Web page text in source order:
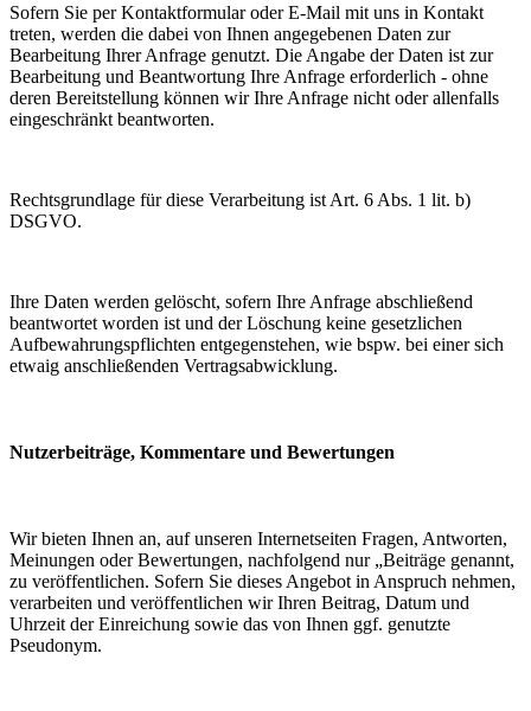
Sofern Sie per Kontaktformular oder E-Mail mit uns in Kontakt
treten, werden die dabei von Ihnen angegebenen Daten zur
Bearbeitung Ihrer Anfrage genutzt. Die Angabe der Daten ist zur
Bearbeitung und Beantwortung Ihre Anfrage erforderlich - ohne
deren Bereitstellung können wir Ihre Anfrage nicht oder allenfalls
eingeschränkt beantworten.
Rechtsgrundlage für diese Verarbeitung ist Art. 6 Abs. 1 lit. b)
DSGVO.
Ihre Daten werden gelöscht, sofern Ihre Anfrage abschließend
beantwortet worden ist und der Löschung keine gesetzlichen
Aufbewahrungspflichten entgegenstehen, wie bspw. bei einer sich
etwaig anschließenden Vertragsabwicklung.
Nutzerbeiträge, Kommentare und Bewertungen
Wir bieten Ihnen an, auf unseren Internetseiten Fragen, Antworten,
Meinungen oder Bewertungen, nachfolgend nur „Beiträge genannt,
zu veröffentlichen. Sofern Sie dieses Angebot in Anspruch nehmen,
verarbeiten und veröffentlichen wir Ihren Beitrag, Datum und
Uhrzeit der Einreichung sowie das von Ihnen ggf. genutzte
Pseudonym.